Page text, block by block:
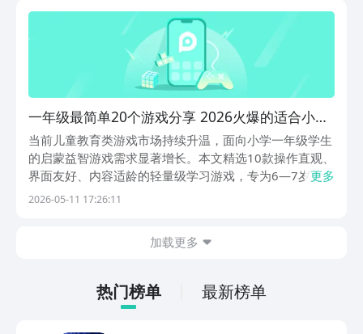
一年级最简单20个游戏分享 2026火爆的适合小学
一年级儿童的益智榜单5before_1
当前儿童教育类游戏市场持续升温，面向小学一年级学生
的启蒙益智游戏需求显著增长。本文精选10款操作直观、
界面友好、内容适龄的轻量级学习游戏，专为6—7岁儿童
认知发展特点设计，兼顾趣味性与教育价值。所有推荐游
更多
2026-05-11 17:26:11
加载更多
热门榜单 最新榜单